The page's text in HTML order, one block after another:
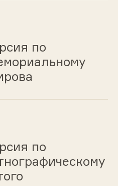
по
по